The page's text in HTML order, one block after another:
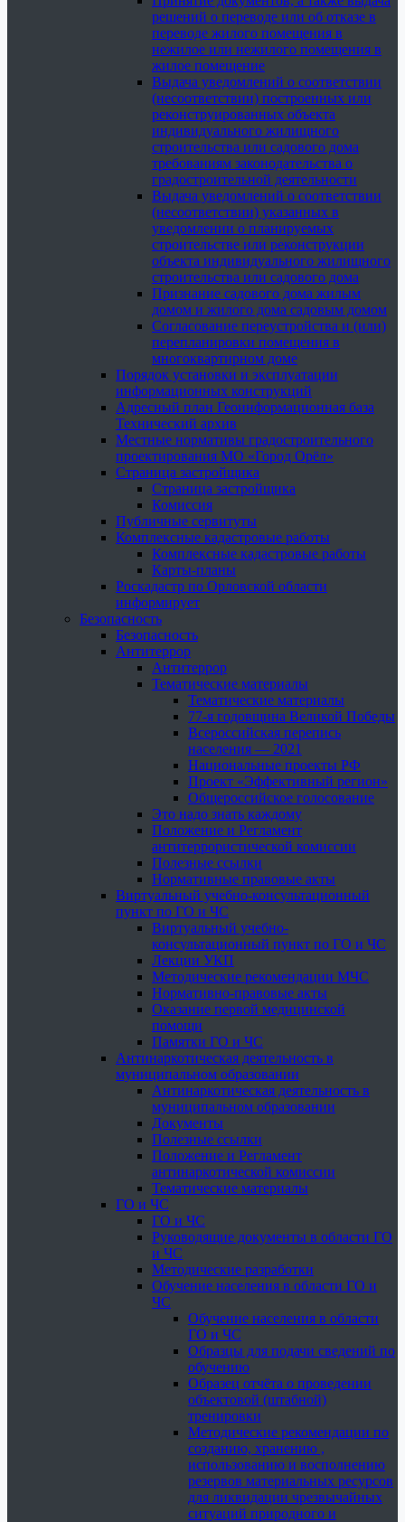
решений о переводе или об отказе в
переводе жилого помещения в
нежилое или нежилого помещения в
жилое помещение
Выдача уведомлений о соответствии
(несоответствии) построенных или
реконструированных объекта
индивидуального жилищного
строительства или садового дома
требованиям законодательства о
градостроительной деятельности
Выдача уведомлений о соответствии
(несоответствии) указанных в
уведомлении о планируемых
строительстве или реконструкции
объекта индивидуального жилищного
строительства или садового дома
Признание садового дома жилым
домом и жилого дома садовым домом
Согласование переустройства и (или)
перепланировки помещения в
многоквартирном доме
Порядок установки и эксплуатации
информационных конструкций
Адресный план Геоинформационная база
Технический архив
Местные нормативы градостроительного
проектирования МО «Город Орёл»
Страница застройщика
Страница застройщика
Комиссия
Публичные сервитуты
Комплексные кадастровые работы
Комплексные кадастровые работы
Карты-планы
Роскадастр по Орловской области
информирует
Безопасность
Безопасность
Антитеррор
Антитеррор
Тематические материалы
Тематические материалы
77-я годовщина Великой Победы
Всероссийская перепись
населения — 2021
Национальные проекты РФ
Проект «Эффективный регион»
Общероссийское голосование
Это надо знать каждому
Положение и Регламент
антитеррористической комиссии
Полезные ссылки
Нормативные правовые акты
Виртуальный учебно-консультационный
пункт по ГО и ЧС
Виртуальный учебно-
консультационный пункт по ГО и ЧС
Лекции УКП
Методические рекомендации МЧС
Нормативно-правовые акты
Оказание первой медицинской
помощи
Памятки ГО и ЧС
Антинаркотическая деятельность в
муниципальном образовании
Антинаркотическая деятельность в
муниципальном образовании
Документы
Полезные ссылки
Положение и Регламент
антинаркотической комиссии
Тематические материалы
ГО и ЧС
ГО и ЧС
Руководящие документы в области ГО
и ЧС
Методические разработки
Обучение населения в области ГО и
ЧС
Обучение населения в области
ГО и ЧС
Образцы для подачи сведений по
обучению
Образец отчёта о проведении
объектовой (штабной)
тренировки
Методические рекомендации по
созданию, хранению ,
использованию и восполнению
резервов материальных ресурсов
для ликвидации чрезвычайных
ситуаций природного и